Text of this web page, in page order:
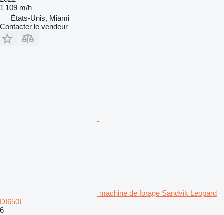
1 109 m/h
États-Unis, Miami
Contacter le vendeur
machine de forage Sandvik Leopard
DI650I
6